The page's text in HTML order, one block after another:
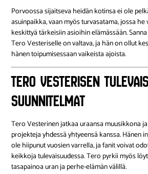
Porvoossa sijaitseva heidän kotinsa ei ole
asuinpaikka, vaan myös turvasatama, jossa
keskittyä tärkeisiin asioihin elämässään.
Tero Vesteriselle on valtava, ja hän on ollut
hänen toipumisessaan vaikeista ajoista.
Tero Vesterisen
suunnitelmat
Tero Vesterinen jatkaa uraansa muusikkona
projekteja yhdessä yhtyeensä kanssa. Hänen
ole hiipunut vuosien varrella, ja fanit voivat
keikkoja tulevaisuudessa. Tero pyrkii myös
tasapainoa uran ja perhe-elämän välillä.